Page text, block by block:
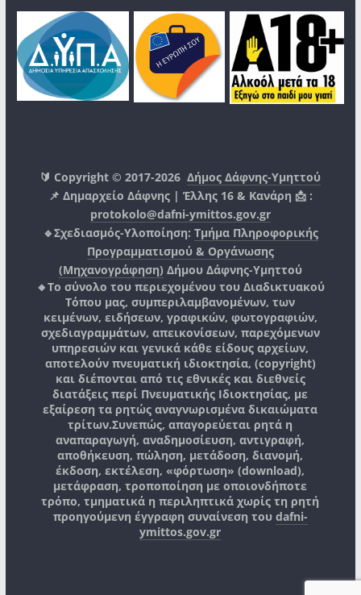
🔰 Copyright © 2017-2026Δήμος Δάφνης-Υμηττού
📌 Δημαρχείο Δάφνης | Έλλης 16 & Κανάρη 📩 :
protokolo@dafni-ymittos.gov.gr
🔹Σχεδιασμός-Υλοποίηση: Τμήμα Πληροφορικής
Προγραμματισμού & Οργάνωσης
(Μηχανογράφηση) Δήμου Δάφνης-Υμηττού
🔸Το σύνολο του περιεχομένου του Διαδικτυακού
Τόπου μας, συμπεριλαμβανομένων, των
κειμένων, ειδήσεων, γραφικών, φωτογραφιών,
σχεδιαγραμμάτων, απεικονίσεων, παρεχόμενων
υπηρεσιών και γενικά κάθε είδους αρχείων,
αποτελούν πνευματική ιδιοκτησία, (copyright)
και διέπονται από τις εθνικές και διεθνείς
διατάξεις περί Πνευματικής Ιδιοκτησίας, με
εξαίρεση τα ρητώς αναγνωρισμένα δικαιώματα
τρίτων.Συνεπώς, απαγορεύεται ρητά η
αναπαραγωγή, αναδημοσίευση, αντιγραφή,
αποθήκευση, πώληση, μετάδοση, διανομή,
έκδοση, εκτέλεση, «φόρτωση» (download),
μετάφραση, τροποποίηση με οποιονδήποτε
τρόπο, τμηματικά η περιληπτικά χωρίς τη ρητή
προηγούμενη έγγραφη συναίνεση του dafni-
ymittos.gov.gr